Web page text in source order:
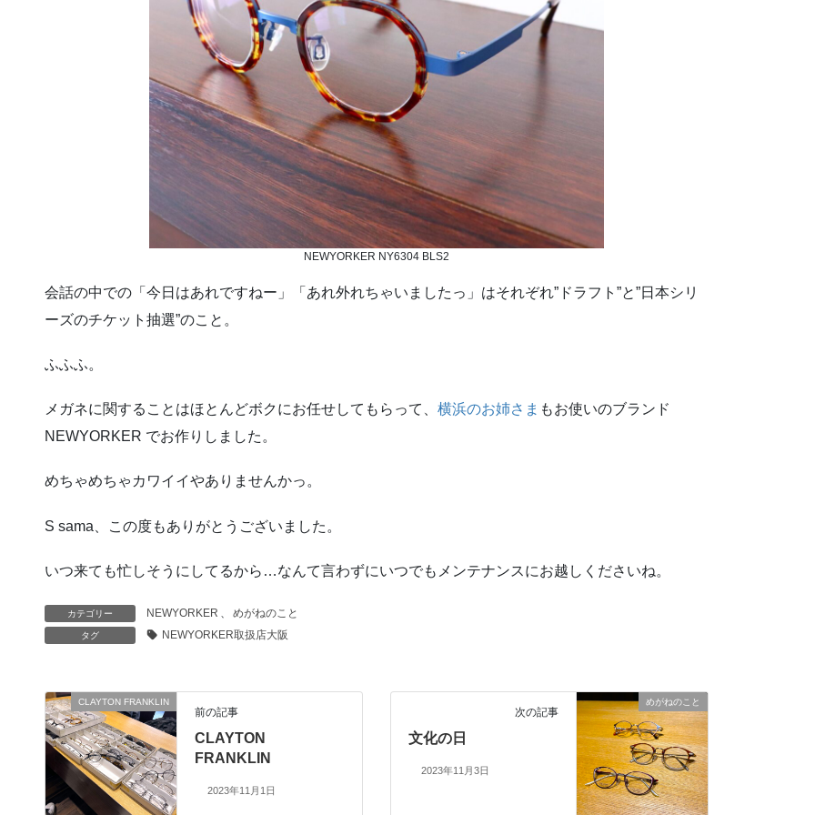
NEWYORKER NY6304 BLS2
会話の中での「今日はあれですねー」「あれ外れちゃいましたっ」はそれぞれ”ドラフト”と”日本シリ
ーズのチケット抽選”のこと。
ふふふ。
メガネに関することはほとんどボクにお任せしてもらって、 横浜のお姉さま もお使いのブランド
NEWYORKER でお作りしました。
めちゃめちゃカワイイやありませんかっ。
S sama、この度もありがとうございました。
いつ来ても忙しそうにしてるから…なんて言わずにいつでもメンテナンスにお越しくださいね。
カテゴリー NEWYORKER 、 めがねのこと
タグ NEWYORKER取扱店大阪
CLAYTON FRANKLIN
前の記事
CLAYTON
FRANKLIN
2023年11月1日
めがねのこと
次の記事
文化の日
2023年11月3日